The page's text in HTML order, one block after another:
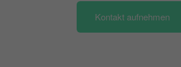
Kontakt aufnehmen